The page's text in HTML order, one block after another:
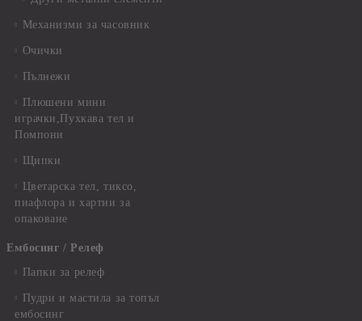
Механизми за часовник
Очички
Пълнежи
Плюшени мини
играчки,Пухкава тел и
Помпони
Щипки
Цветарска тел, тиксо,
пиафлора и хартии за
опаковане
Ембосинг / Релеф
Папки за релеф
Пудри и мастила за топъл
ембосинг